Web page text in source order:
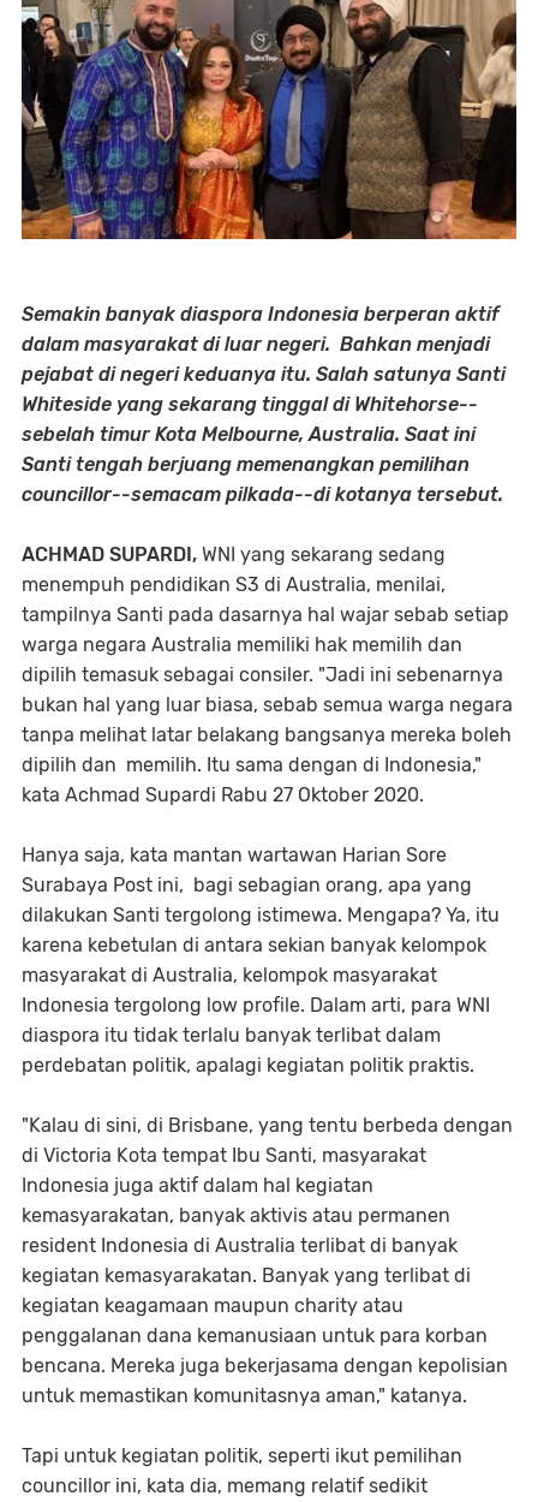
Semakin banyak diaspora Indonesia berperan aktif
dalam masyarakat di luar negeri. Bahkan menjadi
pejabat di negeri keduanya itu. Salah satunya Santi
Whiteside yang sekarang tinggal di Whitehorse--
sebelah timur Kota Melbourne, Australia. Saat ini
Santi tengah berjuang memenangkan pemilihan
councillor--semacam pilkada--di kotanya tersebut.
ACHMAD SUPARDI, WNI yang sekarang sedang
menempuh pendidikan S3 di Australia, menilai,
tampilnya Santi pada dasarnya hal wajar sebab setiap
warga negara Australia memiliki hak memilih dan
dipilih temasuk sebagai consiler. "Jadi ini sebenarnya
bukan hal yang luar biasa, sebab semua warga negara
tanpa melihat latar belakang bangsanya mereka boleh
dipilih dan memilih. Itu sama dengan di Indonesia,"
kata Achmad Supardi Rabu 27 Oktober 2020.
Hanya saja, kata mantan wartawan Harian Sore
Surabaya Post ini, bagi sebagian orang, apa yang
dilakukan Santi tergolong istimewa. Mengapa? Ya, itu
karena kebetulan di antara sekian banyak kelompok
masyarakat di Australia, kelompok masyarakat
Indonesia tergolong low profile. Dalam arti, para WNI
diaspora itu tidak terlalu banyak terlibat dalam
perdebatan politik, apalagi kegiatan politik praktis.
"Kalau di sini, di Brisbane, yang tentu berbeda dengan
di Victoria Kota tempat Ibu Santi, masyarakat
Indonesia juga aktif dalam hal kegiatan
kemasyarakatan, banyak aktivis atau permanen
resident Indonesia di Australia terlibat di banyak
kegiatan kemasyarakatan. Banyak yang terlibat di
kegiatan keagamaan maupun charity atau
penggalanan dana kemanusiaan untuk para korban
bencana. Mereka juga bekerjasama dengan kepolisian
untuk memastikan komunitasnya aman," katanya.
Tapi untuk kegiatan politik, seperti ikut pemilihan
councillor ini, kata dia, memang relatif sedikit